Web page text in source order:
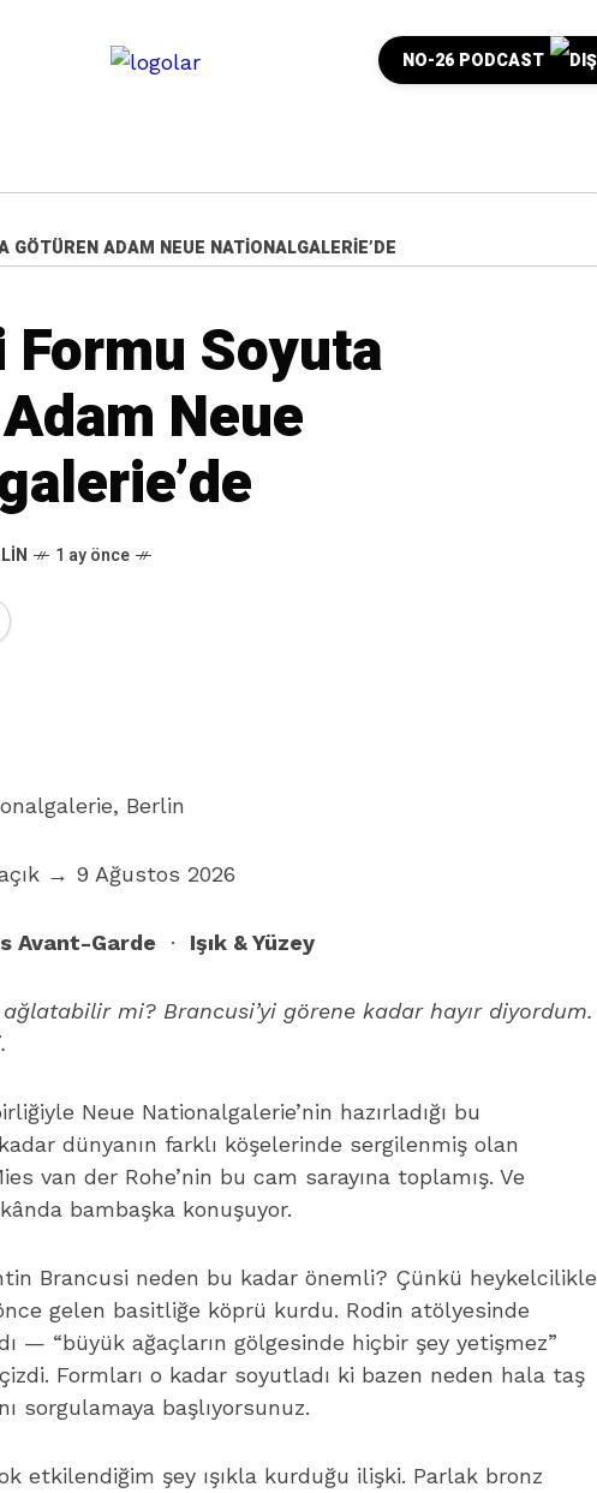
NO-26 PODCAST
GÖTÜREN ADAM NEUE NATIONALGALERIE’DE
Soyuta
Neue
1 ay önce
Berlin
→ 9 Ağustos 2026
Avant-Garde · Işık & Yüzey
mi? Brancusi’yi görene kadar hayır diyordum.
Neue Nationalgalerie’nin hazırladığı bu
dünyanın farklı köşelerinde sergilenmiş olan
van der Rohe’nin bu cam sarayına toplamış. Ve
bambaşka konuşuyor.
Brancusi neden bu kadar önemli? Çünkü heykelcilikle
gelen basitliğe köprü kurdu. Rodin atölyesinde
— “büyük ağaçların gölgesinde hiçbir şey yetişmez”
Formları o kadar soyutladı ki bazen neden hala taş
sorgulamaya başlıyorsunuz.
etkilendiğim şey ışıkla kurduğu ilişki. Parlak bronz